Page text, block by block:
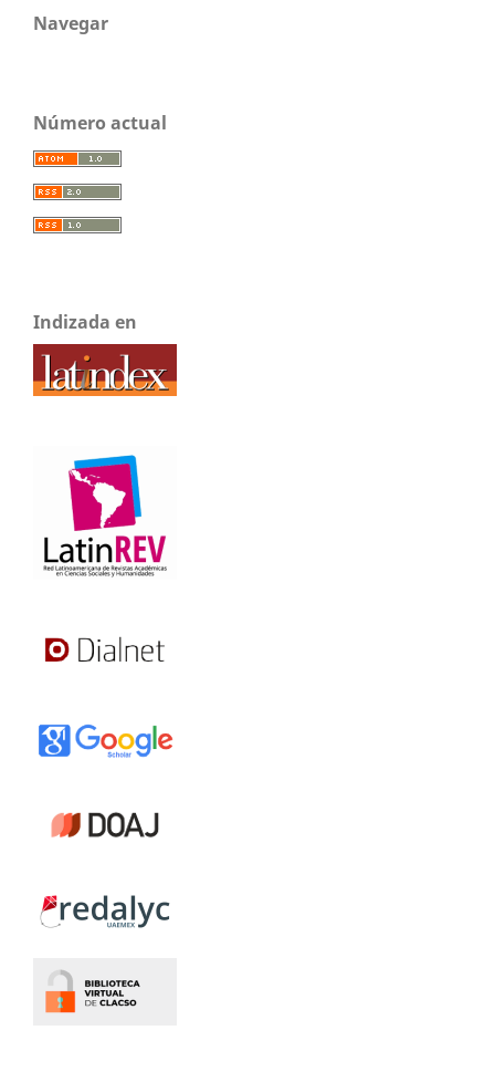
Navegar
Número actual
Indizada en